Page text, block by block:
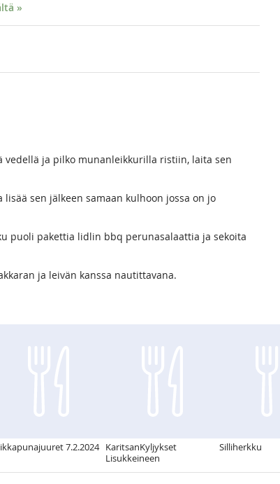
»
vedellä ja pilko munanleikkurilla ristiin, laita sen
sen jälkeen samaan kulhoon jossa on jo
puoli pakettia lidlin bbq perunasalaattia ja sekoita
ja leivän kanssa nautittavana.
7.2.2024 KaritsanKyljykset
Lisukkeineen
Silliherkku